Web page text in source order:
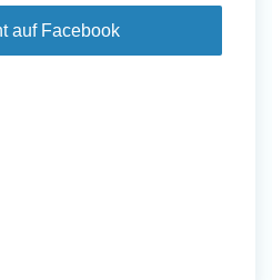
auf Facebook